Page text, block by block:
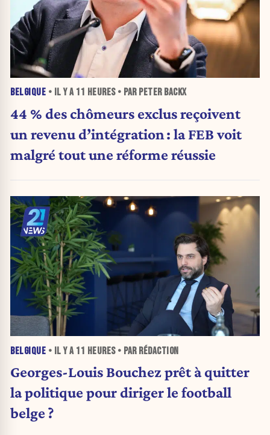
BELGIQUE • IL Y A 11 HEURES• PAR PETER BACKX
44 % des chômeurs exclus reçoivent
un revenu d’intégration : la FEB voit
malgré tout une réforme réussie
BELGIQUE • IL Y A 11 HEURES• PAR RÉDACTION
Georges-Louis Bouchez prêt à quitter
la politique pour diriger le football
belge ?